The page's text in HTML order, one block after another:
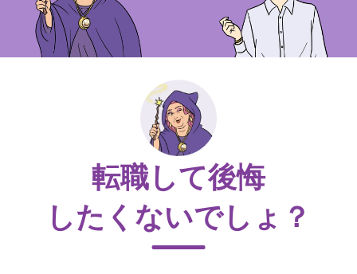
転職して後悔
したくないでしょ？